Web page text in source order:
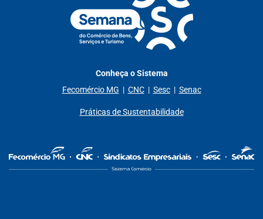
Conheça o Sistema
Fecomércio MG | CNC| Sesc| Senac
Práticas de Sustentabilidade